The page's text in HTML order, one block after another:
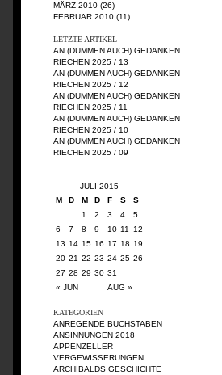
MÄRZ 2010 (26)
FEBRUAR 2010 (11)
LETZTE ARTIKEL
AN (DUMMEN AUCH) GEDANKEN
RIECHEN 2025 / 13
AN (DUMMEN AUCH) GEDANKEN
RIECHEN 2025 / 12
AN (DUMMEN AUCH) GEDANKEN
RIECHEN 2025 / 11
AN (DUMMEN AUCH) GEDANKEN
RIECHEN 2025 / 10
AN (DUMMEN AUCH) GEDANKEN
RIECHEN 2025 / 09
JULI 2015
M
D M D F S S
« JUN AUG »
1 2 3 4
5
6
7 8 9 10 11
12
13 14 15 16 17 18 19
20 21 22 23 24 25 26
27 28 29 30 31
KATEGORIEN
ANREGENDE BUCHSTABEN
ANSINNUNGEN 2018
APPENZELLER
VERGEWISSERUNGEN
ARCHIBALDS GESCHICHTE